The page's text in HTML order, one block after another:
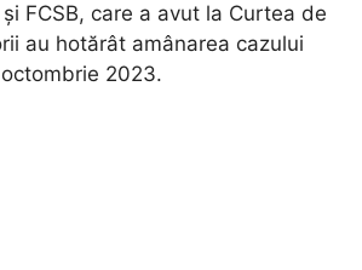
FCSB, care a avut la Curtea de
au hotărât amânarea cazului
2023.